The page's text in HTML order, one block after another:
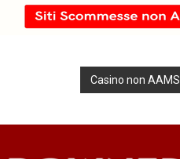
Casino non AAMS